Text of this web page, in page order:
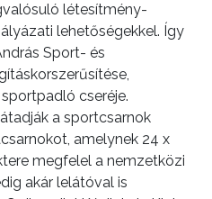
létesítmény-
lehetőségekkel. Így
Sport- és
cseréje.
a sportcsarnok
amelynek 24 x
megfelel a nemzetközi
akár lelátóval is